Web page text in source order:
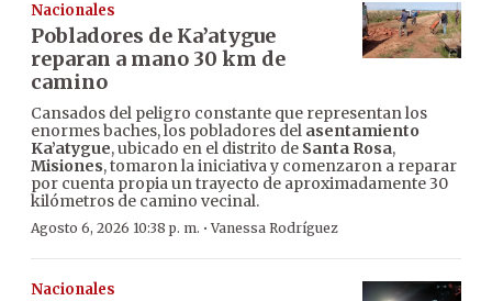
Nacionales
Pobladores de Ka’atygue
reparan a mano 30 km de
camino
Cansados del peligro constante que representan los
enormes baches, los pobladores del asentamiento
Ka’atygue, ubicado en el distrito de Santa Rosa,
Misiones, tomaron la iniciativa y comenzaron a reparar
por cuenta propia un trayecto de aproximadamente 30
kilómetros de camino vecinal.
Agosto 6, 2026 10:38 p. m. ·Vanessa Rodríguez
Nacionales